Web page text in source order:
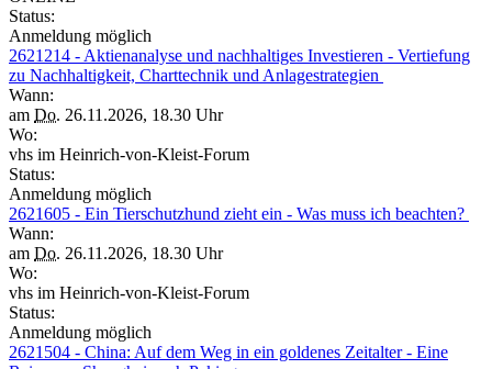
Status:
Anmeldung möglich
2621214 - Aktienanalyse und nachhaltiges Investieren - Vertiefung
zu Nachhaltigkeit, Charttechnik und Anlagestrategien
Wann:
am Do. 26.11.2026, 18.30 Uhr
Wo:
vhs im Heinrich-von-Kleist-Forum
Status:
Anmeldung möglich
2621605 - Ein Tierschutzhund zieht ein - Was muss ich beachten?
Wann:
am Do. 26.11.2026, 18.30 Uhr
Wo:
vhs im Heinrich-von-Kleist-Forum
Status:
Anmeldung möglich
2621504 - China: Auf dem Weg in ein goldenes Zeitalter - Eine